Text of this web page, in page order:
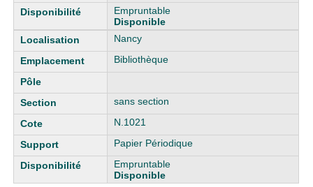
Empruntable
Disponible
Nancy
Bibliothèque
sans section
N.1021
Papier Périodique
Empruntable
Disponible